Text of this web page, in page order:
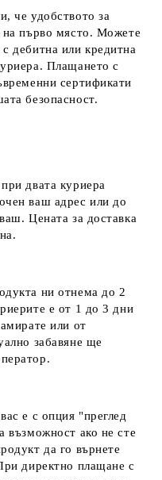
че удобството за
на първо място. Можете
дебитна или кредитна
Плащането с
сертификати
безопасност.
двата куриера
ваш адрес или до
Цената за доставка
ни отнема до 2
е от 1 до 3 дни
или от
забавяне ще
е с опция "преглед
възможност ако не сте
да го върнете
директно плащане с